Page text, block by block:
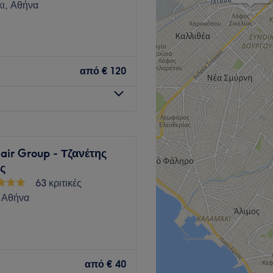
Αθήνα
από € 120
κέντρο της Αθήνας και
Group - Τζανέτης
63 κριτικές
από € 40